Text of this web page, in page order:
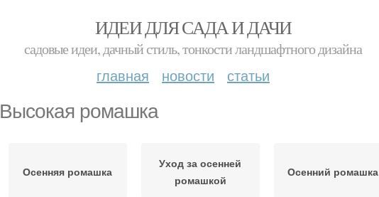
ИДЕИ ДЛЯ САДА И ДАЧИ
садовые идеи, дачный стиль, тонкости ландшафтного дизайна
главная новости статьи
Высокая ромашка
Осенняя ромашка
Уход за осенней
ромашкой
Осенний ромашка